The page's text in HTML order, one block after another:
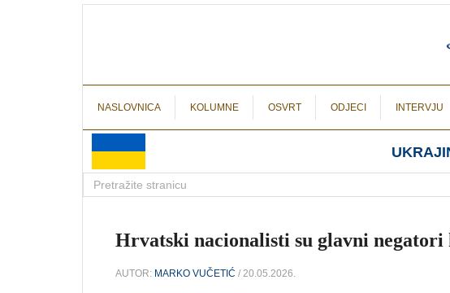
NASLOVNICA KOLUMNE OSVRT ODJECI INTERVJU
Hrvatski nacionalisti su glavni negatori
AUTOR: MARKO VUČETIĆ / 20.05.2026.